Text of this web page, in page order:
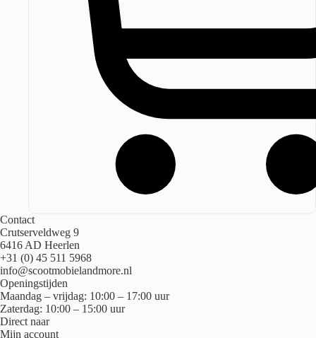
Contact
Crutserveldweg 9
6416 AD Heerlen
+31 (0) 45 511 5968
info@scootmobielandmore.nl
Openingstijden
Maandag – vrijdag: 10:00 – 17:00 uur
Zaterdag: 10:00 – 15:00 uur
Direct naar
Mijn account